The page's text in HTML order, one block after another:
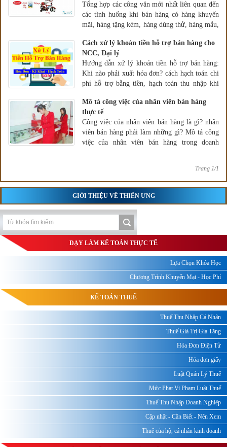
Tổng hợp các công văn mới nhất liên quan đến
các tình huống khi bán hàng có hàng khuyến
mãi, hàng tặng kèm, hàng dùng thử, hàng mẫu,
thanh toán...
Cách xử lý khoản tiền hỗ trợ bán hàng cho
NCC, Đại lý
Hướng dẫn xử lý khoản tiền hỗ trợ bán hàng:
Khi nào phải xuất hóa đơn? cách hạch toán chi
phí hỗ trợ bằng tiền, hạch toán thu nhập khi
Mô tả công việc của nhân viên bán hàng
thực tế
Công việc của nhân viên bán hàng là gì? nhân
viên bán hàng phải làm những gì? Mô tả công
việc của nhân viên bán hàng trong doanh
Trang 1/1
GIỚI THIỆU VỀ THIÊN ƯNG
DẠY LÀM KẾ TOÁN THỰC TẾ
Lựa Chọn Khóa Học
Chương Trình Khuyến Mại - Học Phí
KẾ TOÁN THUẾ
Thuế Thu Nhập Cá Nhân
Thuế Giá Trị Gia Tăng
Hóa Đơn Điện Tử
Hóa đơn giấy
Luật Quản Lý Thuế
Mức Phạt Vi Phạm Luật Thuế
Thuế Thu Nhập Doanh Nghiệp
Cập nhật - Cần Biết - Nên Xem
Thuế của hộ, cá nhân kinh doanh